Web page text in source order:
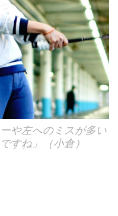
や左へのミスが多い
すね」（小倉）